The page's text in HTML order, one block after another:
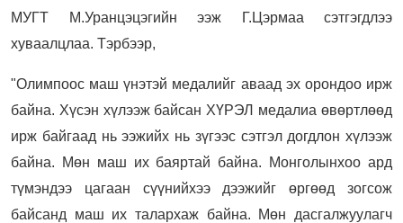
МУГТ М.Уранцэцэгийн ээж Г.Цэрмаа сэтгэгдлээ
хуваалцлаа. Тэрбээр,
"Олимпоос маш үнэтэй медалийг аваад эх орондоо ирж
байна. Хүсэн хүлээж байсан ХҮРЭЛ медалиа өвөртлөөд
ирж байгаад нь ээжийх нь зүгээс сэтгэл догдлон хүлээж
байна. Мөн маш их баяртай байна. Монголынхоо ард
түмэндээ цагаан сүүнийхээ дээжийг өргөөд зогсож
байсанд маш их талархаж байна. Мөн дасгалжуулагч